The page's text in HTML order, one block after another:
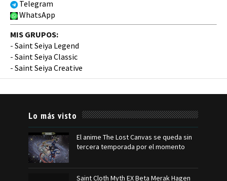
Telegram
WhatsApp
MIS GRUPOS:
- Saint Seiya Legend
- Saint Seiya Classic
- Saint Seiya Creative
Lo más visto
El anime The Lost Canvas se queda sin
tercera temporada por el momento
Saint Cloth Myth EX Beta Merak Hagen